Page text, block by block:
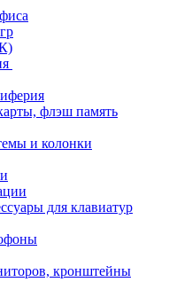
флэш память
и колонки
для клавиатур
кронштейны